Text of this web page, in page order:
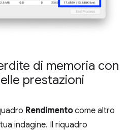
di memoria con
prestazioni
Rendimentocome altro
indagine. Il riquadro